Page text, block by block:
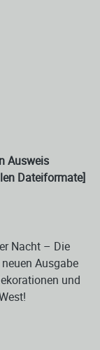
Ausweis
Dateiformate]
Nacht – Die
Ausgabe
und